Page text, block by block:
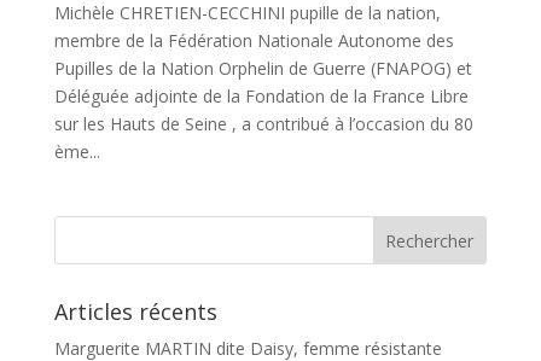
Michèle CHRETIEN-CECCHINI pupille de la nation,
membre de la Fédération Nationale Autonome des
Pupilles de la Nation Orphelin de Guerre (FNAPOG) et
Déléguée adjointe de la Fondation de la France Libre
sur les Hauts de Seine , a contribué à l’occasion du 80
ème...
Articles récents
Marguerite MARTIN dite Daisy, femme résistante